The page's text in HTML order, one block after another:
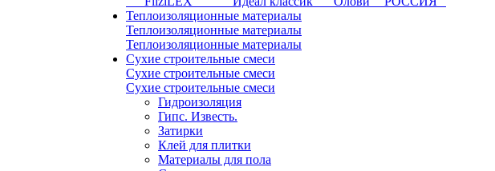
Теплоизоляционные материалы
Теплоизоляционные материалы
Теплоизоляционные материалы
Сухие строительные смеси
Сухие строительные смеси
Сухие строительные смеси
Гидроизоляция
Гипс. Известь.
Затирки
Клей для плитки
Материалы для пола